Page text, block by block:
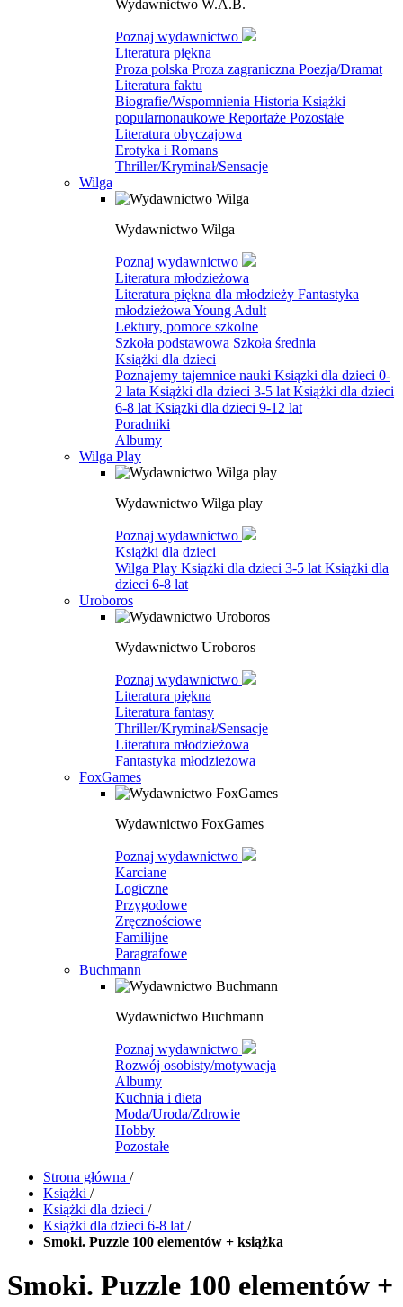
Wydawnictwo W.A.B.
Poznaj wydawnictwo
Literatura piękna
Proza polska Proza zagraniczna Poezja/Dramat
Literatura faktu
Biografie/Wspomnienia Historia Książki
popularnonaukowe Reportaże Pozostałe
Literatura obyczajowa
Erotyka i Romans
Thriller/Kryminał/Sensacje
Wilga
Wydawnictwo Wilga
Poznaj wydawnictwo
Literatura młodzieżowa
Literatura piękna dla młodzieży Fantastyka
młodzieżowa Young Adult
Lektury, pomoce szkolne
Szkoła podstawowa Szkoła średnia
Książki dla dzieci
Poznajemy tajemnice nauki Ksiązki dla dzieci 0-
2 lata Książki dla dzieci 3-5 lat Książki dla dzieci
6-8 lat Ksiązki dla dzieci 9-12 lat
Poradniki
Albumy
Wilga Play
Wydawnictwo Wilga play
Poznaj wydawnictwo
Książki dla dzieci
Wilga Play Książki dla dzieci 3-5 lat Książki dla
dzieci 6-8 lat
Uroboros
Wydawnictwo Uroboros
Poznaj wydawnictwo
Literatura piękna
Literatura fantasy
Thriller/Kryminał/Sensacje
Literatura młodzieżowa
Fantastyka młodzieżowa
FoxGames
Wydawnictwo FoxGames
Poznaj wydawnictwo
Karciane
Logiczne
Przygodowe
Zręcznościowe
Familijne
Paragrafowe
Buchmann
Wydawnictwo Buchmann
Poznaj wydawnictwo
Rozwój osobisty/motywacja
Albumy
Kuchnia i dieta
Moda/Uroda/Zdrowie
Hobby
Pozostałe
Strona główna /
Książki /
Książki dla dzieci /
Książki dla dzieci 6-8 lat /
Smoki. Puzzle 100 elementów + książka
Smoki. Puzzle 100 elementów +